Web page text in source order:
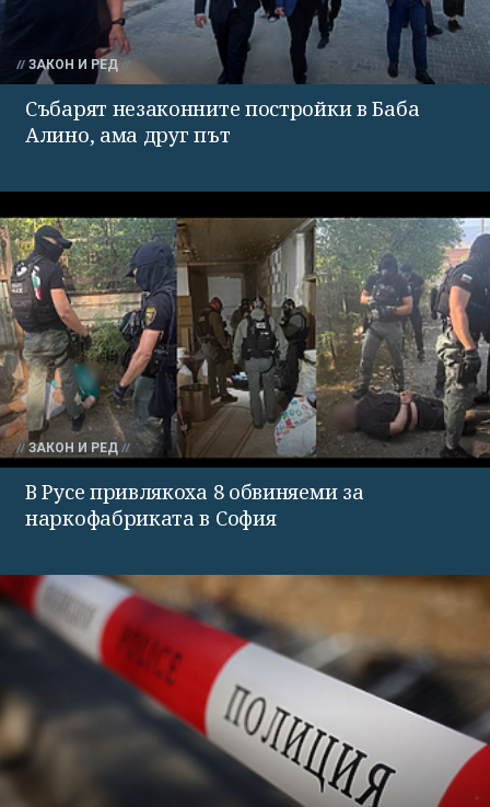
ЗАКОН И РЕД
Събарят незаконните постройки в Баба
Алино, ама друг път
ЗАКОН И РЕД
В Русе привлякоха 8 обвиняеми за
наркофабриката в София